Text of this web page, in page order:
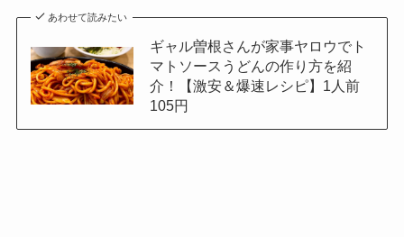
あわせて読みたい
ギャル曽根さんが家事ヤロウでト
マトソースうどんの作り方を紹
介！【激安＆爆速レシピ】1人前
105円